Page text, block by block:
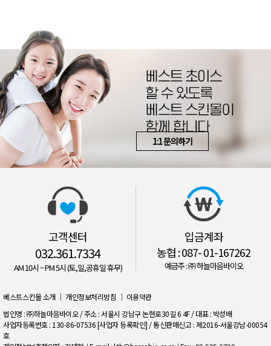
1:1 문의하기
고객센터
032.361.7334
AM 10시 ~ PM 5시 (토,일,공휴일 휴무)
입금계좌
농협 : 087- 01-167262
예금주 : ㈜ 하늘마음바이오
베스트스킨몰 소개｜ 개인정보처리방침
이용약관
법인명 : ㈜하늘마음바이오 / 주소 : 서울시 강남구 논현로30길 6 4F / 대표 : 박성배
사업자등록번호 : 130-86-07536[사업자 등록확인]/ 통신판매신고 : 제2016-서울강남-00054
호